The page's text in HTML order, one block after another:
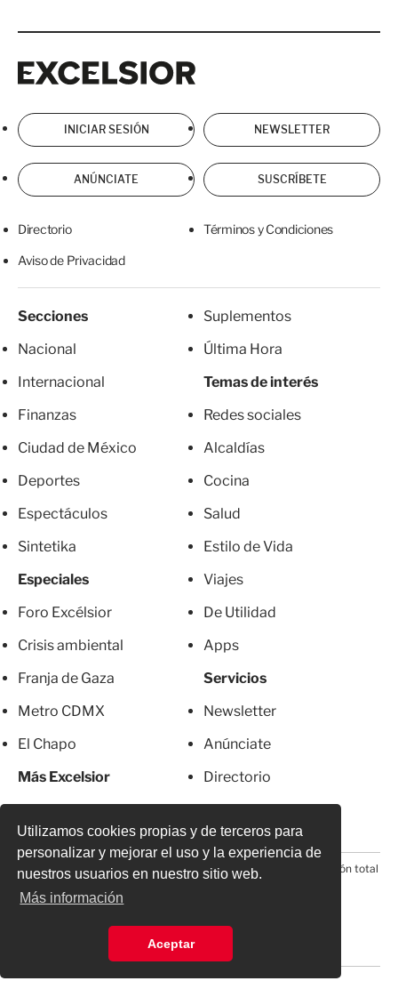
Utilizamos cookies propias y de terceros para
personalizar y mejorar el uso y la experiencia de
nuestros usuarios en nuestro sitio web.
Más información
Aceptar
INICIAR SESIÓN NEWSLETTER
ANÚNCIATE SUSCRÍBETE
Directorio Términos y Condiciones
Aviso de Privacidad
Secciones
Nacional
Internacional
Finanzas
Ciudad de México
Deportes
Espectáculos
Sintetika
Especiales
Foro Excélsior
Crisis ambiental
Franja de Gaza
Metro CDMX
El Chapo
Más Excelsior
Suplementos
Última Hora
Temas de interés
Redes sociales
Alcaldías
Cocina
Salud
Estilo de Vida
Viajes
De Utilidad
Apps
Servicios
Newsletter
Anúnciate
Directorio
© 2026 Todos los derechos reservados. Prohibida la reproducción total
o parcial, incluyendo cualquier medio electrónico*